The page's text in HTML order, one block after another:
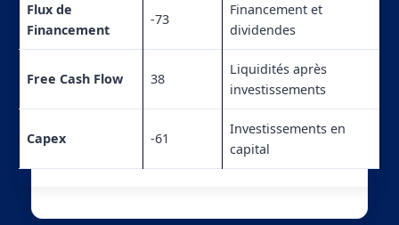
Flux de
Financement
-73
Financement et
dividendes
Free Cash Flow 38
Liquidités après
investissements
Capex -61
Investissements en
capital